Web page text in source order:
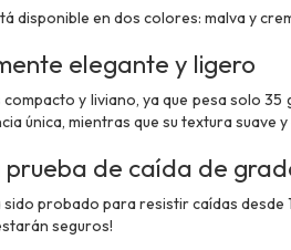
disponible en dos colores: malva y
elegante y ligero
compacto y liviano, ya que pesa solo
única, mientras que su textura
prueba de caída de
sido probado para resistir caídas desde
seguros!